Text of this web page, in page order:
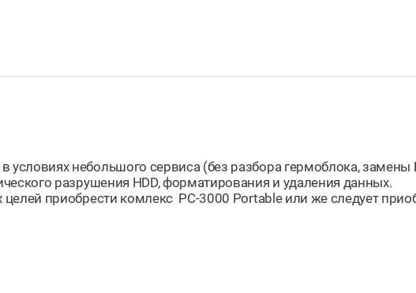
условиях небольшого сервиса (без разбора гермоблока,
разрушения HDD, форматирования и удаления данных.
приобрести комлекс PC-3000 Portable или же следует